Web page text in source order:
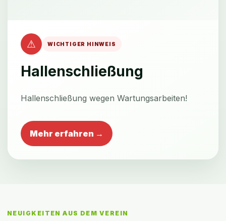
⚠ WICHTIGER HINWEIS
Hallenschließung
Hallenschließung wegen Wartungsarbeiten!
Mehr erfahren →
NEUIGKEITEN AUS DEM VEREIN